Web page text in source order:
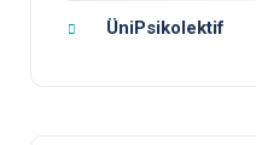
ÜniPsikolektif